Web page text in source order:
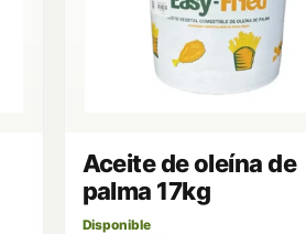
Aceite de oleína de
palma 17kg
Disponible